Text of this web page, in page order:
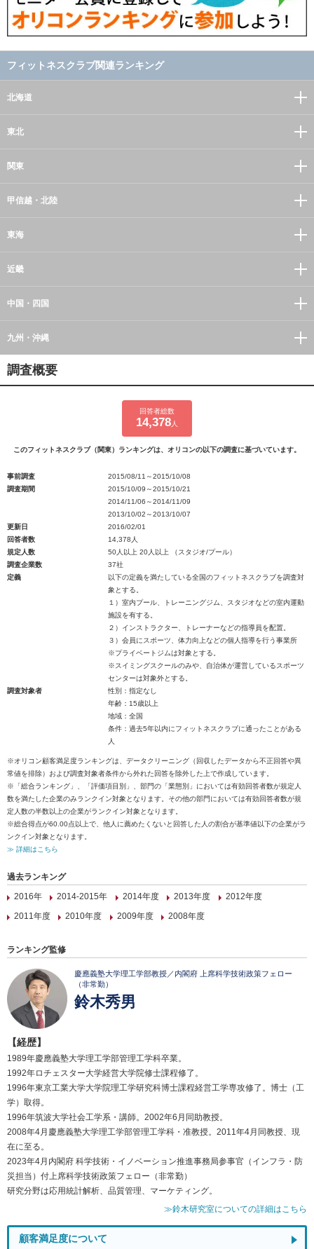
フィットネスクラブ関連ランキング
北海道
東北
関東
甲信越・北陸
東海
近畿
中国・四国
九州・沖縄
調査概要
回答者総数
14,378 人
このフィットネスクラブ（関東）ランキングは、オリコンの以下の調査に基づいています。
事前調査
2015/08/11～2015/10/08
調査期間
2015/10/09～2015/10/21
2014/11/06～2014/11/09
2013/10/02～2013/10/07
更新日
2016/02/01
回答者数
14,378人
規定人数
50人以上 20人以上 （スタジオ/プール）
調査企業数
37社
定義
以下の定義を満たしている全国のフィットネスクラブを調査対
象とする。
１）室内プール、トレーニングジム、スタジオなどの室内運動
施設を有する。
２）インストラクター、トレーナーなどの指導員を配置。
３）会員にスポーツ、体力向上などの個人指導を行う事業所
※プライベートジムは対象とする。
※スイミングスクールのみや、自治体が運営しているスポーツ
センターは対象外とする。
調査対象者
性別：指定なし
年齢：15歳以上
地域：全国
条件：過去5年以内にフィットネスクラブに通ったことがある
人
※オリコン顧客満足度ランキングは、データクリーニング（回収したデータから不正回答や異
常値を排除）および調査対象者条件から外れた回答を除外した上で作成しています。
※「総合ランキング」、「評価項目別」、部門の「業態別」においては有効回答者数が規定人
数を満たした企業のみランクイン対象となります。その他の部門においては有効回答者数が規
定人数の半数以上の企業がランクイン対象となります。
※総合得点が60.00点以上で、他人に薦めたくないと回答した人の割合が基準値以下の企業がラ
ンクイン対象となります。
≫ 詳細はこちら
過去ランキング
2016年
2014-2015年 2014年度 2013年度
2012年度
2011年度
2010年度 2009年度 2008年度
ランキング監修
慶應義塾大学理工学部教授／内閣府 上席科学技術政策フェロー
（非常勤）
鈴木秀男
【経歴】
1989年慶應義塾大学理工学部管理工学科卒業。
1992年ロチェスター大学経営大学院修士課程修了。
1996年東京工業大学大学院理工学研究科博士課程経営工学専攻修了。博士（工
学）取得。
1996年筑波大学社会工学系・講師。2002年6月同助教授。
2008年4月慶應義塾大学理工学部管理工学科・准教授。2011年4月同教授、現
在に至る。
2023年4月内閣府 科学技術・イノベーション推進事務局参事官（インフラ・防
災担当）付上席科学技術政策フェロー（非常勤）
研究分野は応用統計解析、品質管理、マーケティング。
≫鈴木研究室についての詳細はこちら
顧客満足度について